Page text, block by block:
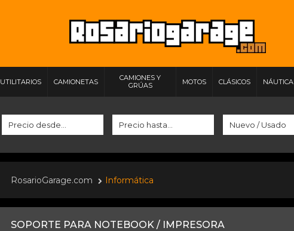
UTILITARIOS CAMIONETAS
CAMIONES Y
GRÚAS
MOTOS CLÁSICOS NÁUTICA
RosarioGarage.com Informática
SOPORTE PARA NOTEBOOK / IMPRESORA